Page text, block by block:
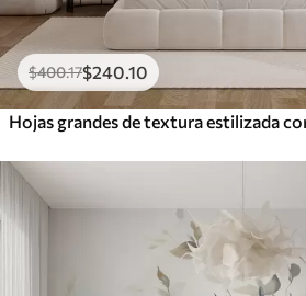
$400.17$240 .10